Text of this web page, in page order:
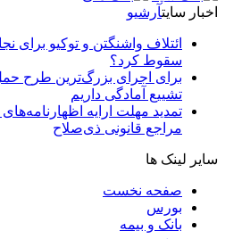
اخبار سایتآرشیو
ائتلاف واشنگتن و توکیو برای
سقوط کرد؟
برای اجرای بزرگ‌ترین طرح
تشییع آمادگی داریم
تمدید مهلت ارایه اظهارنامه‌های
مراجع قانونی ذی‌‏صلاح
سایر لینک ها
صفحه نخست
بورس
بانک و بیمه